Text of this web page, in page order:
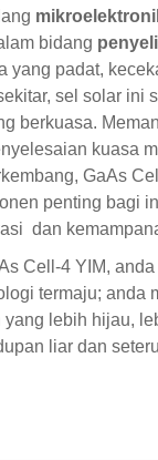
bidang
yang padat,
sel solar ini
berkuasa.
kuasa
GaAs
penting bagi
dan
Cell-4 YIM,
termaju; anda
yang lebih hijau,
liar dan